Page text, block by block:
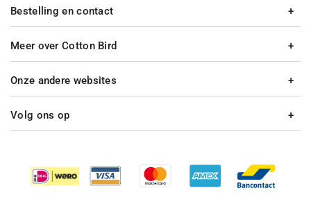
Bestelling en contact
Meer over Cotton Bird
Onze andere websites
Volg ons op